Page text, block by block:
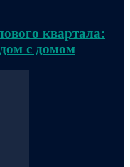
квартала:
с домом